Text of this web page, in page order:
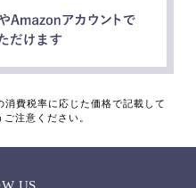
費税率に応じた価格で記載して
注意ください。